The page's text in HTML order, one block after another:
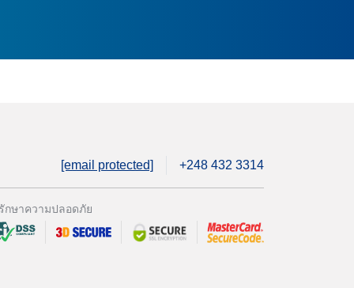
[email protected] +248 432 3314
กษาความปลอดภัย